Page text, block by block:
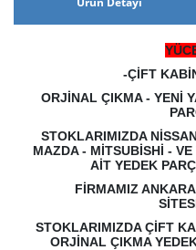
-ÇİFT
ORJİNAL ÇIKMA - YENİ
STOKLARIMIZDA
MAZDA - MİTSUBİSHİ -
AİT YEDEK
FİRMAMIZ
STOKLARIMIZDA ÇİFT
ORJİNAL ÇIKMA